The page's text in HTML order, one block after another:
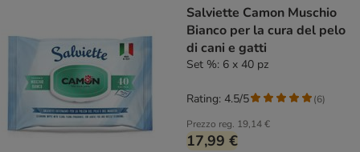
Salviette Camon Muschio
Bianco per la cura del pelo
di cani e gatti
Set %: 6 x 40 pz
Prezzo reg. 19,14 €
17,99 €
Rating: 4.5/5 (6)